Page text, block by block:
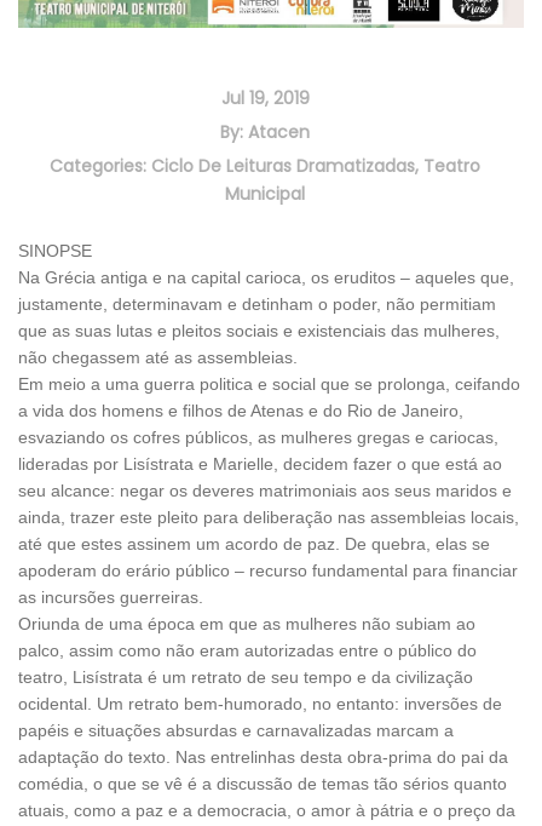
Jul 19, 2019
By: Atacen
Categories: Ciclo De Leituras Dramatizadas, Teatro
Municipal
SINOPSE
Na Grécia antiga e na capital carioca, os eruditos – aqueles que,
justamente, determinavam e detinham o poder, não permitiam
que as suas lutas e pleitos sociais e existenciais das mulheres,
não chegassem até as assembleias.
Em meio a uma guerra politica e social que se prolonga, ceifando
a vida dos homens e filhos de Atenas e do Rio de Janeiro,
esvaziando os cofres públicos, as mulheres gregas e cariocas,
lideradas por Lisístrata e Marielle, decidem fazer o que está ao
seu alcance: negar os deveres matrimoniais aos seus maridos e
ainda, trazer este pleito para deliberação nas assembleias locais,
até que estes assinem um acordo de paz. De quebra, elas se
apoderam do erário público – recurso fundamental para financiar
as incursões guerreiras.
Oriunda de uma época em que as mulheres não subiam ao
palco, assim como não eram autorizadas entre o público do
teatro, Lisístrata é um retrato de seu tempo e da civilização
ocidental. Um retrato bem-humorado, no entanto: inversões de
papéis e situações absurdas e carnavalizadas marcam a
adaptação do texto. Nas entrelinhas desta obra-prima do pai da
comédia, o que se vê é a discussão de temas tão sérios quanto
atuais, como a paz e a democracia, o amor à pátria e o preço da